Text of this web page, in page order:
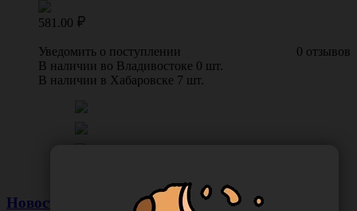
581.00
0 отзывов
Уведомить о поступлении
В наличии во Владивостоке 0 шт.
В наличии в Хабаровске 7 шт.
Новости